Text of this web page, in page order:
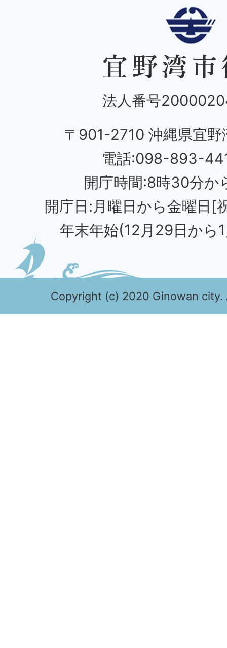
法人番号
〒901-2710 沖縄県宜野
電話:098-893-
開庁時間:8時30分か
開庁日:月曜日から金曜日[
年末年始(12月29日から
Copyright (c) 2020 Ginowan city.